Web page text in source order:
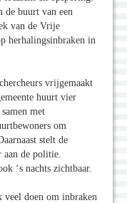
buurt van een
van de Vrije
herhalingsinbraken in
vrijgemaakt
huurt vier
met
om
stelt de
aan de politie.
‘s nachts zichtbaar.
veel doen om inbraken